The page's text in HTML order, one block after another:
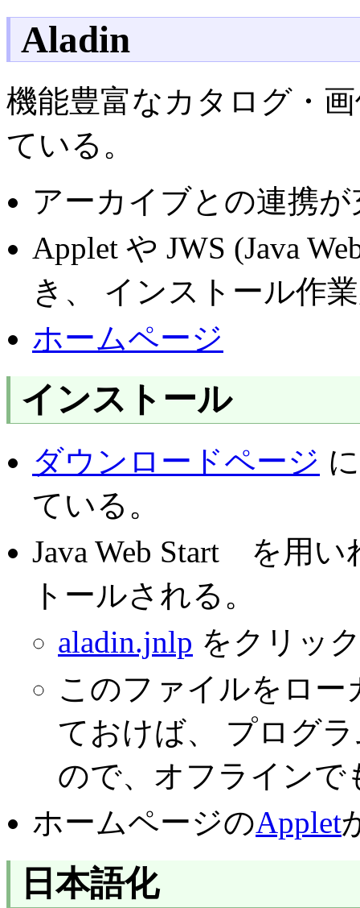
Aladin
機能豊富なカタログ・
ている。
アーカイブとの連携
Applet や JWS (Java
き、 インストール作
ホームページ
インストール
ダウンロードページ
ている。
Java Web Start を用
トールされる。
aladin.jnlp をクリッ
このファイルをロー
ておけば、 プログ
ので、オフラインで
ホームページのApplet
日本語化